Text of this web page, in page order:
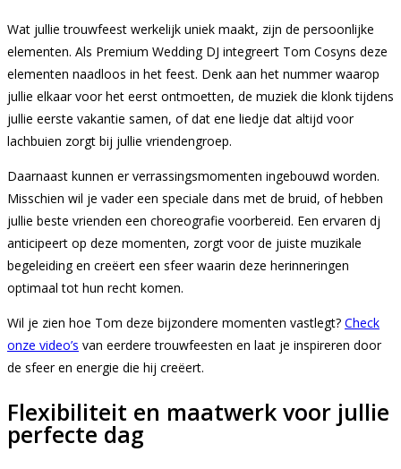
Wat jullie trouwfeest werkelijk uniek maakt, zijn de persoonlijke
elementen. Als Premium Wedding DJ integreert Tom Cosyns deze
elementen naadloos in het feest. Denk aan het nummer waarop
jullie elkaar voor het eerst ontmoetten, de muziek die klonk tijdens
jullie eerste vakantie samen, of dat ene liedje dat altijd voor
lachbuien zorgt bij jullie vriendengroep.
Daarnaast kunnen er verrassingsmomenten ingebouwd worden.
Misschien wil je vader een speciale dans met de bruid, of hebben
jullie beste vrienden een choreografie voorbereid. Een ervaren dj
anticipeert op deze momenten, zorgt voor de juiste muzikale
begeleiding en creëert een sfeer waarin deze herinneringen
optimaal tot hun recht komen.
Wil je zien hoe Tom deze bijzondere momenten vastlegt? Check
onze video’s van eerdere trouwfeesten en laat je inspireren door
de sfeer en energie die hij creëert.
Flexibiliteit en maatwerk voor jullie
perfecte dag